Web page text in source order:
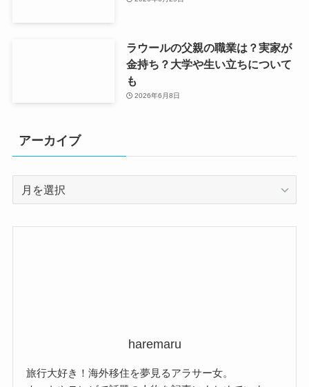
ラウールの父親の職業は？実家が
金持ち？大学や生い立ちについて
も
2026年6月8日
アーカイブ
haremaru
旅行大好き！海外移住を夢見るアラサー女。